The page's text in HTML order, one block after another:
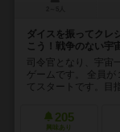
ダイスを振ってクレ
こう！戦争のない宇
司令官となり、宇
ゲームです。 全員が
てスタートです。目
205
興味あり